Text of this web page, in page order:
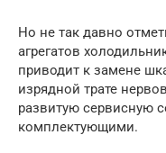
Но не так давно
агрегатов
приводит к замене
изрядной трате
развитую сервисную
комплектующими.